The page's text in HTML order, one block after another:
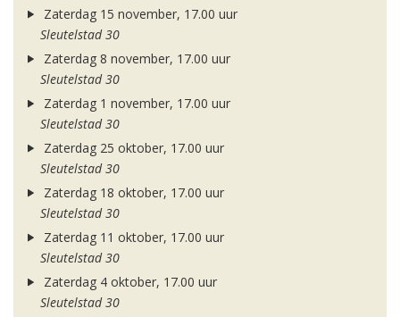
Zaterdag 15 november, 17.00 uur
Sleutelstad 30
Zaterdag 8 november, 17.00 uur
Sleutelstad 30
Zaterdag 1 november, 17.00 uur
Sleutelstad 30
Zaterdag 25 oktober, 17.00 uur
Sleutelstad 30
Zaterdag 18 oktober, 17.00 uur
Sleutelstad 30
Zaterdag 11 oktober, 17.00 uur
Sleutelstad 30
Zaterdag 4 oktober, 17.00 uur
Sleutelstad 30